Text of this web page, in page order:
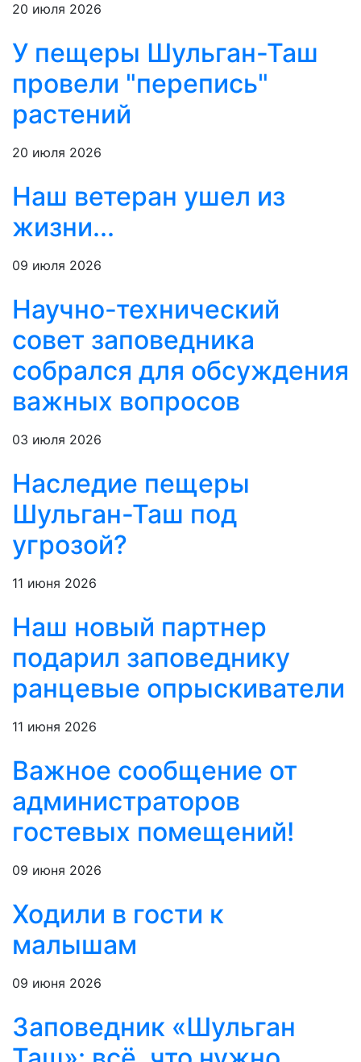
20 июля 2026
У пещеры Шульган-Таш
провели "перепись"
растений
20 июля 2026
Наш ветеран ушел из
жизни...
09 июля 2026
Научно-технический
совет заповедника
собрался для обсуждения
важных вопросов
03 июля 2026
Наследие пещеры
Шульган-Таш под
угрозой?
11 июня 2026
Наш новый партнер
подарил заповеднику
ранцевые опрыскиватели
11 июня 2026
Важное сообщение от
администраторов
гостевых помещений!
09 июня 2026
Ходили в гости к
малышам
09 июня 2026
Заповедник «Шульган